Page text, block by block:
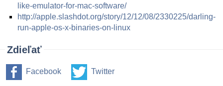
like-emulator-for-mac-software/
http://apple.slashdot.org/story/12/12/08/2330225/darling-
run-apple-os-x-binaries-on-linux
Zdieľať
Facebook Twitter